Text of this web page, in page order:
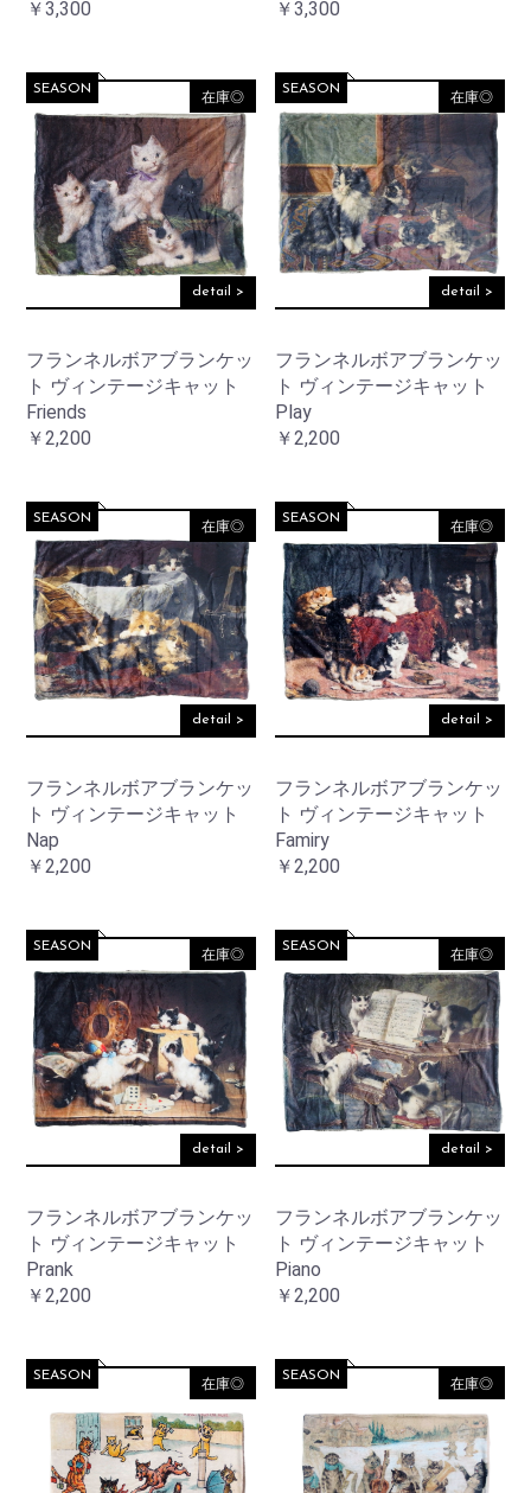
￥3,300 ￥3,300
在庫◎
detail >
フランネルボアブランケッ
ト ヴィンテージキャット
Friends
SEASON
￥2,200
在庫◎
detail >
フランネルボアブランケッ
ト ヴィンテージキャット
Play
SEASON
￥2,200
在庫◎
detail >
フランネルボアブランケッ
ト ヴィンテージキャット
Nap
SEASON
￥2,200
在庫◎
detail >
フランネルボアブランケッ
ト ヴィンテージキャット
Famiry
SEASON
￥2,200
在庫◎
detail >
フランネルボアブランケッ
ト ヴィンテージキャット
Prank
SEASON
￥2,200
在庫◎
detail >
フランネルボアブランケッ
ト ヴィンテージキャット
Piano
SEASON
￥2,200
在庫◎
SEASON 在庫◎
SEASON
お買い物を続ける
カートへ進む